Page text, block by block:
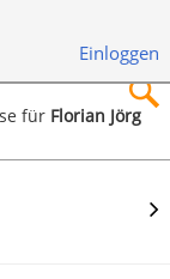
Einloggen
für Florian Jörg